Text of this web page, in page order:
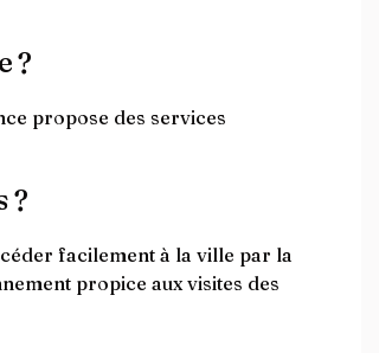
?
propose des services
?
facilement à la ville par la
propice aux visites des